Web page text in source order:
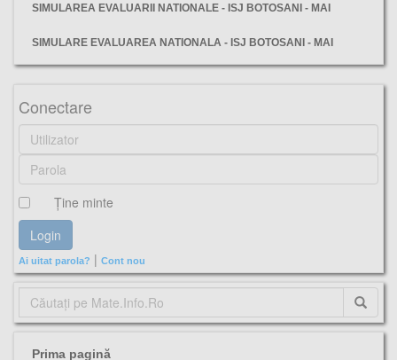
SIMULAREA EVALUARII NATIONALE - ISJ BOTOSANI - MAI
SIMULARE EVALUAREA NATIONALA - ISJ BOTOSANI - MAI
Conectare
Ţine minte
Ai uitat parola? | Cont nou
Prima pagină